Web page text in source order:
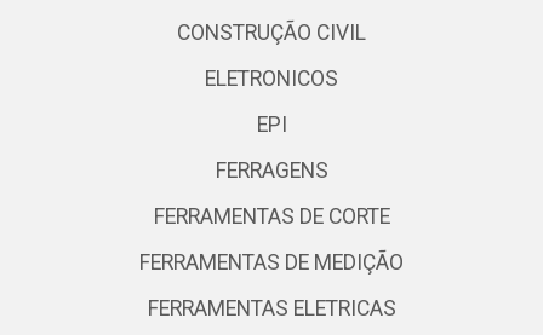
CONSTRUÇÃO CIVIL
ELETRONICOS
EPI
FERRAGENS
FERRAMENTAS DE CORTE
FERRAMENTAS DE MEDIÇÃO
FERRAMENTAS ELETRICAS